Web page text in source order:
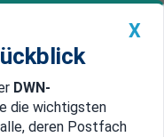
Premium
China
X
DWN-
die wichtigsten
deren Postfach